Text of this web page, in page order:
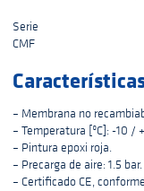
Serie
CMF
– Membrana no
– Temperatura [ºC]: -10 /
– Pintura epoxi roja.
– Precarga de aire: 1.5 bar.
– Certificado CE,